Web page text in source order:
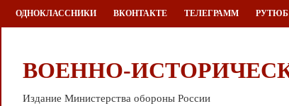
Перейти
к
ОДНОКЛАССНИКИ ВКОНТАКТЕ ТЕЛЕГРАММ РУТЮБ
ВОЕННО-
Издание Министерства обороны России